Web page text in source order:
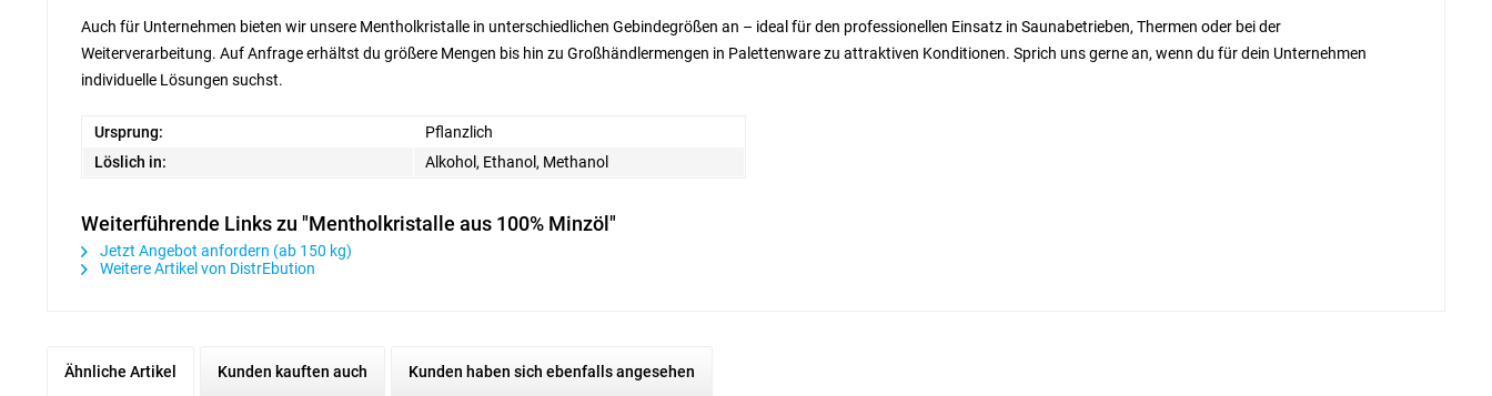
Auch für Unternehmen bieten wir unsere Mentholkristalle in unterschiedlichen Gebindegrößen an – ideal für den professionellen Einsatz in Saunabetrieben, Thermen oder bei der
Weiterverarbeitung. Auf Anfrage erhältst du größere Mengen bis hin zu Großhändlermengen in Palettenware zu attraktiven Konditionen. Sprich uns gerne an, wenn du für dein Unternehmen
individuelle Lösungen suchst.
Ursprung:
Pflanzlich
Löslich in:
Alkohol, Ethanol, Methanol
Weiterführende Links zu "Mentholkristalle aus 100% Minzöl"
Jetzt Angebot anfordern (ab 150 kg)
Weitere Artikel von DistrEbution
Ähnliche Artikel Kunden kauften auch Kunden haben sich ebenfalls angesehen